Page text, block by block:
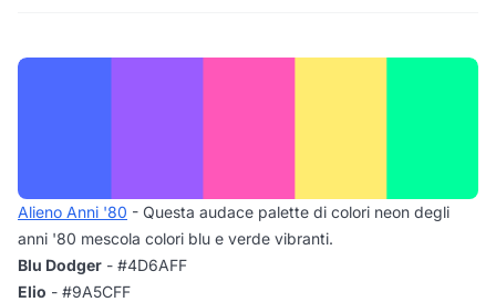
Alieno Anni '80 - Questa audace palette di colori neon degli
anni '80 mescola colori blu e verde vibranti.
Blu Dodger - #4D6AFF
Elio - #9A5CFF